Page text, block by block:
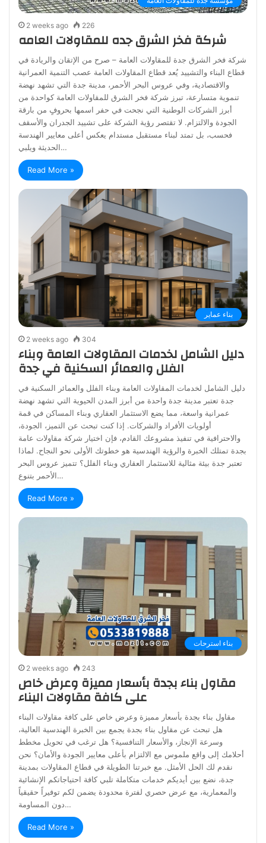
2 weeks ago 226
شركة فخر الشرق جده للمقاولات العامه
شركة فخر الشرق جدة للمقاولات العامة – صرح من الإتقان والريادة في
قطاع البناء والتشييد يُعد قطاع المقاولات العامة عصب التنمية العمرانية
والاقتصادية، وفي عروس البحر الأحمر، مدينة جدة التي تشهد نهضة
تنموية متسارعة، تبرز شركة فخر الشرق للمقاولات العامة كواحدة من
أبرز الشركات الوطنية التي نجحت في حفر اسمها بحروفٍ من بارقة
الجودة والالتزام. لا تقتصر رؤية الشركة على تشييد الجدران والأسقف
فحسب، بل تمتد لبناء مستقبل مستدام يعكس أعلى معايير الهندسة
الحديثة ويلبي…
Read More »
بناء عماير
2 weeks ago 304
دليل الشامل لخدمات المقاولات العامة وبناء
الفلل والعمائر السكنية في جدة
دليل الشامل لخدمات المقاولات العامة وبناء الفلل والعمائر السكنية في
جدة تعتبر مدينة جدة واحدة من أبرز المدن الحيوية التي تشهد نهضة
عمرانية واسعة، مما يضع الاستثمار العقاري وبناء المساكن في قمة
أولويات الأفراد والشركات. إذا كنت تبحث عن التميز، الجودة،
والاحترافية في تنفيذ مشروعك القادم، فإن اختيار شركة مقاولات عامة
بجدة تمتلك الخبرة والرؤية الهندسية هو خطوتك الأولى نحو النجاح. لماذا
تعتبر جدة بيئة مثالية للاستثمار العقاري وبناء الفلل؟ تتميز عروس البحر
الأحمر بتنوع…
Read More »
بناء استرحات
2 weeks ago 243
مقاول بناء بجدة بأسعار مميزة وعرض خاص
على كافة مقاولات البناء
مقاول بناء بجدة بأسعار مميزة وعرض خاص على كافة مقاولات البناء
هل تبحث عن مقاول بناء بجدة يجمع بين الخبرة الهندسية العالية،
وسرعة الإنجاز، والأسعار التنافسية؟ هل ترغب في تحويل مخطط
أحلامك إلى واقع ملموس مع الالتزام بأعلى معايير الجودة والأمان؟ نحن
نقدم لك الحل الأمثل. مع خبرتنا الطويلة في قطاع المقاولات بمدينة
جدة، نضع بين أيديكم خدمات متكاملة تلبي كافة احتياجاتكم الإنشائية
والمعمارية، مع عرض حصري لفترة محدودة يضمن لكم توفيراً حقيقياً
دون المساومة…
Read More »